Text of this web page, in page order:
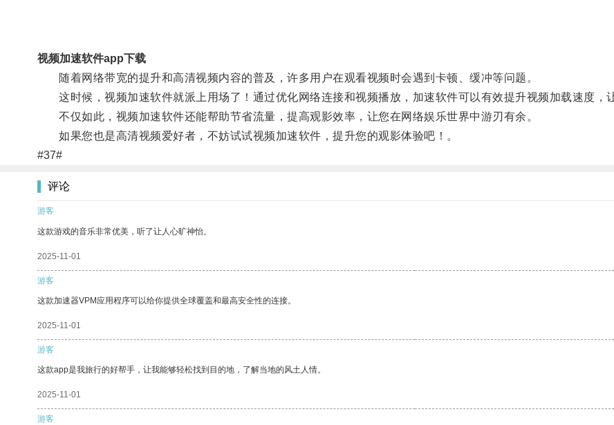
视频加速软件app下载
随着网络带宽的提升和高清视频内容的普及，许多用户在观看视频时会遇到卡顿、缓冲等问题。
这时候，视频加速软件就派上用场了！通过优化网络连接和视频播放，加速软件可以有效提升视频加载速度，
不仅如此，视频加速软件还能帮助节省流量，提高观影效率，让您在网络娱乐世界中游刃有余。
如果您也是高清视频爱好者，不妨试试视频加速软件，提升您的观影体验吧！。
#37#
评论
游客
这款游戏的音乐非常优美，听了让人心旷神怡。
2025-11-01
游客
这款加速器VPM应用程序可以给你提供全球覆盖和最高安全性的连接。
2025-11-01
游客
这款app是我旅行的好帮手，让我能够轻松找到目的地，了解当地的风土人情。
2025-11-01
游客